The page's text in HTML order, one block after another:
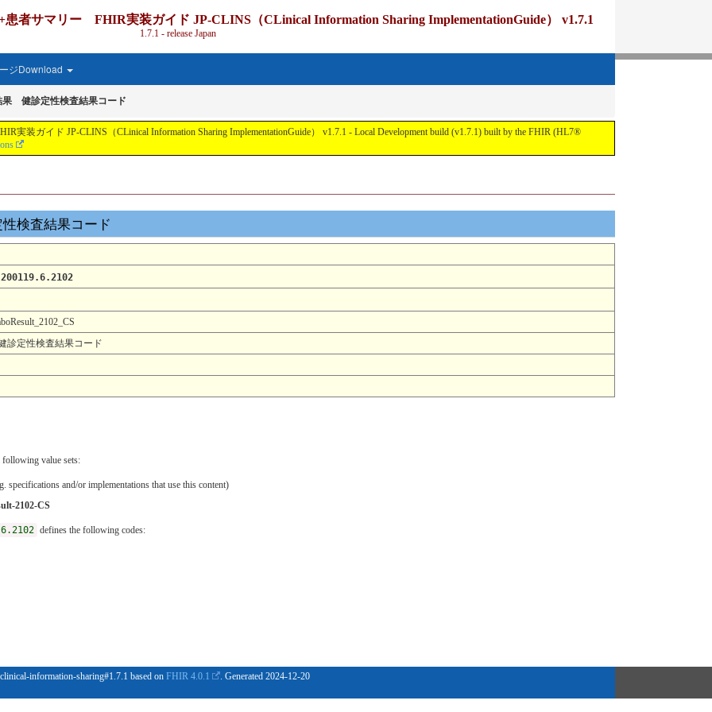
者サマリー FHIR実装ガイド JP-CLINS（CLinical Information Sharing ImplementationGuide） v1.7.1
1.7.1 - release Japan
ジDownload
果 健診定性検査結果コード
装ガイド JP-CLINS（CLinical Information Sharing ImplementationGuide） v1.7.1 - Local Development build (v1.7.1) built by the FHIR (HL7®
検査結果コード
定性検査結果コード
following value sets:
specifications and/or implementations that use this content)
2102-CS
defines the following codes:
information-sharing#1.7.1 based on FHIR 4.0.1 . Generated 2024-12-20